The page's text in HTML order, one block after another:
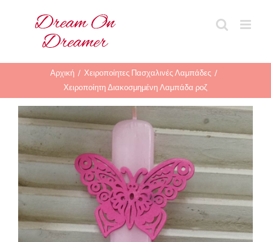
Αρχική
Χειροποίητες Πασχαλινές Λαμπάδες
Χειροποίητη Διακοσμημένη Λαμπάδα ροζ